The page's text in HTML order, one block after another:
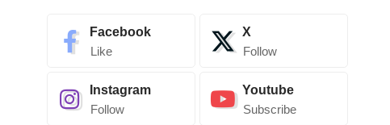
Facebook
Like
X
Follow
Instagram
Follow
Youtube
Subscribe